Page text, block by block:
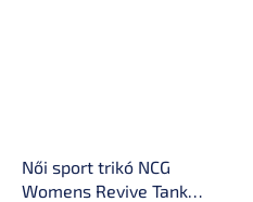
Női sport trikó NCG
Womens Revive Tank